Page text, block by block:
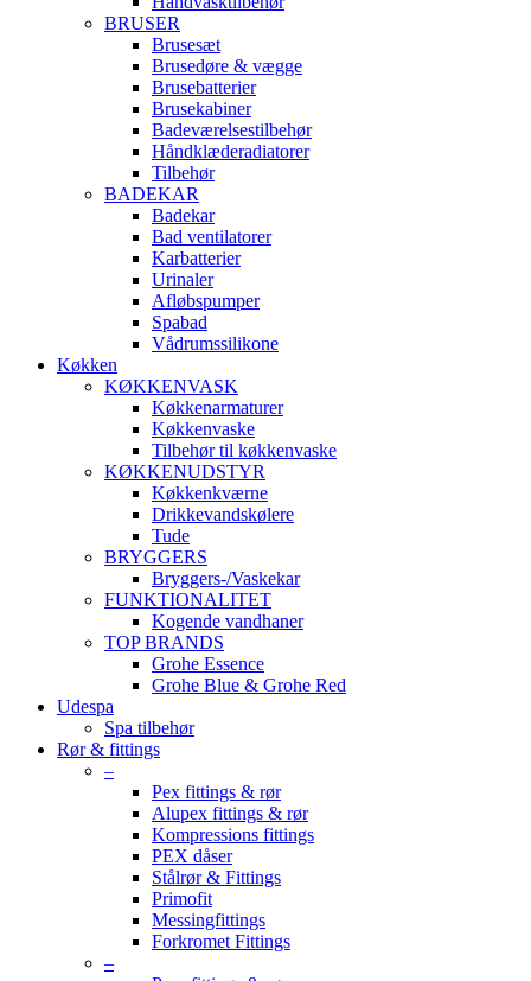
BRUSER
Brusesæt
Brusedøre & vægge
Brusebatterier
Brusekabiner
Badeværelsestilbehør
Håndklæderadiatorer
Tilbehør
BADEKAR
Badekar
Bad ventilatorer
Karbatterier
Urinaler
Afløbspumper
Spabad
Vådrumssilikone
Køkken
KØKKENVASK
Køkkenarmaturer
Køkkenvaske
Tilbehør til køkkenvaske
KØKKENUDSTYR
Køkkenkværne
Drikkevandskølere
Tude
BRYGGERS
Bryggers-/Vaskekar
FUNKTIONALITET
Kogende vandhaner
TOP BRANDS
Grohe Essence
Grohe Blue & Grohe Red
Udespa
Spa tilbehør
Rør & fittings
–
Pex fittings & rør
Alupex fittings & rør
Kompressions fittings
PEX dåser
Stålrør & Fittings
Primofit
Messingfittings
Forkromet Fittings
–